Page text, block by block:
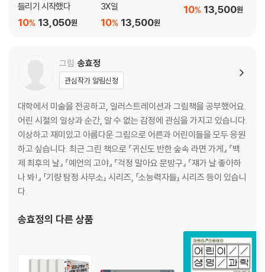
들리기 시작했다
13,050원
10%
3X일
13,500원
10%
13,500원
10%
그림 송효정
관심작가 알림신청
대학에서 미술을 전공하고, 일러스트레이션과 그림책을 공부했어요.
어린 시절의 일상과 순간, 알 수 없는 감정에 관심을 가지고 있습니다.
이상하고 재미있고 아름다운 그림으로 어른과 어린이들을 모두 응원
하고 싶습니다. 최근 그린 책으로 『귀신도 반한 숲속 라면 가게』 『백
제 최후의 날』 『예언의 고야』 『걱정 말아요 문방구』 『쟤가 날 좋아하
나 봐!』 「기량 탐정 사무소」 시리즈, 「소능력자들」 시리즈 등이 있습니
다.
송효정의 다른 상품